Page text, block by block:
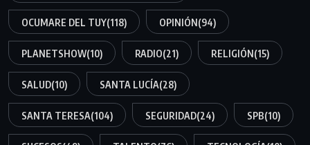
OCUMARE DEL TUY(118) OPINIÓN(94)
PLANETSHOW(10) RADIO(21) RELIGIÓN(15)
SALUD(10) SANTA LUCÍA(28)
SANTA TERESA(104) SEGURIDAD(24) SPB(10)